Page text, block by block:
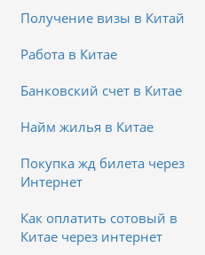
Получение визы в Китай
Работа в Китае
Банковский счет в Китае
Найм жилья в Китае
Покупка жд билета через
Интернет
Как оплатить сотовый в
Китае через интернет